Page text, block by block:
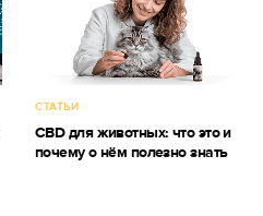
СТАТЬИ
CBD для животных: что это и
почему о нём полезно знать